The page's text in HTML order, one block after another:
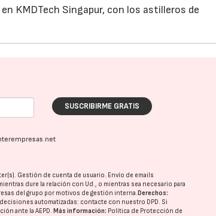
KMDTech Singapur, con los astilleros de
SUSCRIBIRME GRATIS
Gestión de cuenta de usuario. Envío de emails
dure la relación con Ud., o mientras sea necesario para
del grupo por motivos de gestión interna. Derechos:
automatizadas: contacte con nuestro DPD. Si
ante laAEPD. Más información: Política de Protección de